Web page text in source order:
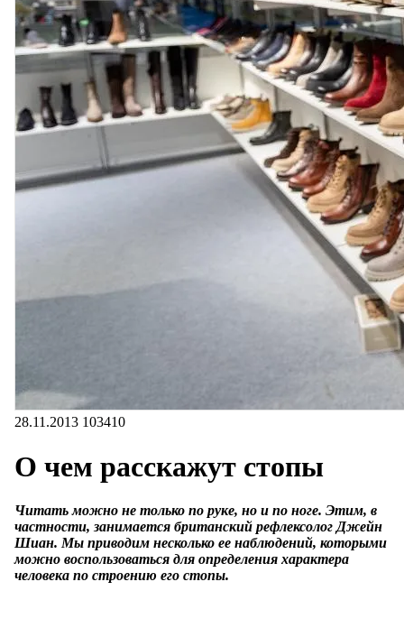
28.11.2013 103410
О чем расскажут стопы
Читать можно не только по руке, но и по ноге. Этим, в
частности, занимается британский рефлексолог Джейн
Шиан. Мы приводим несколько ее наблюдений, которыми
можно воспользоваться для определения характера
человека по строению его стопы.